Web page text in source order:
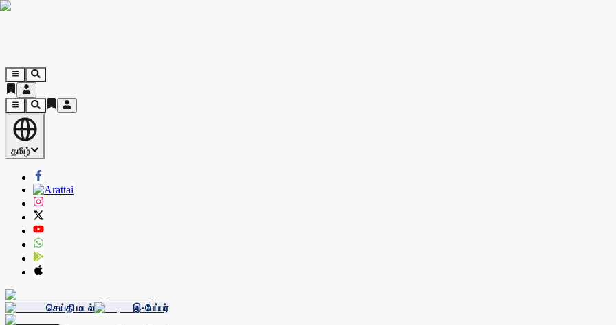
தமிழ்
செய்தி மடல் இ-பேப்பர்